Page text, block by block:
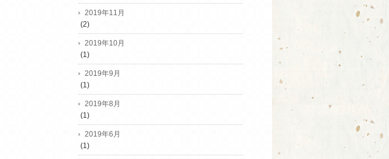
2019年11月
(2)
2019年10月
(1)
2019年9月
(1)
2019年8月
(1)
2019年6月
(1)